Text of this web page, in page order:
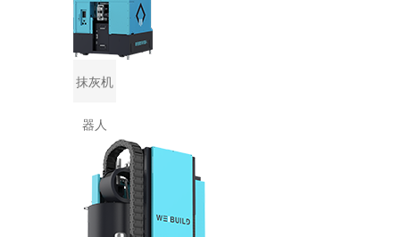
抹灰机
器人